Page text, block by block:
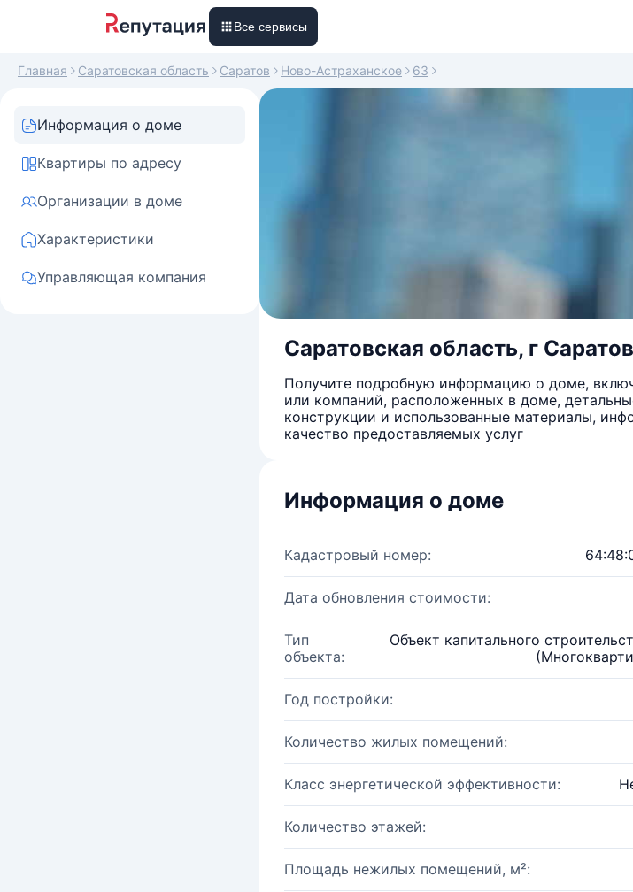
Все сервисы
Главная Саратовская область Саратов Ново-Астраханское 63
Информация о доме
Квартиры по адресу
Организации в доме
Характеристики
Управляющая компания
Саратовская область, г
Получите подробную информацию о доме,
или компаний, расположенных в доме,
конструкции и использованные материалы,
качество предоставляемых услуг
Информация о доме
Кадастровый номер:
Дата обновления стоимости:
Тип
объекта:
Объект капитального
Год постройки:
Количество жилых помещений:
Класс энергетической эффективности:
Количество этажей:
Площадь нежилых помещений, м²: